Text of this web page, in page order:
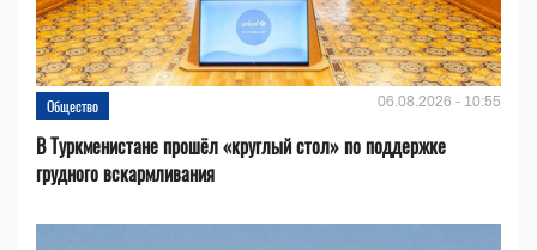
Общество 06.08.2026 - 10:55
В Туркменистане прошёл «круглый стол» по поддержке
грудного вскармливания